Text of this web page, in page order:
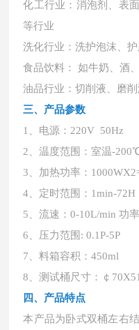
化工行业：消泡剂、表
等行业
洗化行业：洗护泡沫、护
食品饮料： 如牛奶、酒
油品行业：切削液、磨削
三、产品参数
1、电源：220V 50Hz
2、温度范围：室温-
3、加热功率：
4、定时范围：1min-72H
5、流速：0-10L/min 功
6、压力范围: 0.1P-5P
7、料箱容积：450ml
8、测试桶尺寸：￠
四、产品特点
本产品为卧式双桶左右